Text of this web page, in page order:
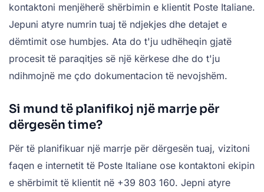
kontaktoni menjëherë shërbimin e klientit Poste Italiane.
Jepuni atyre numrin tuaj të ndjekjes dhe detajet e
dëmtimit ose humbjes. Ata do t'ju udhëheqin gjatë
procesit të paraqitjes së një kërkese dhe do t'ju
ndihmojnë me çdo dokumentacion të nevojshëm.
Si mund të planifikoj një marrje për
dërgesën time?
Për të planifikuar një marrje për dërgesën tuaj, vizitoni
faqen e internetit të Poste Italiane ose kontaktoni ekipin
e shërbimit të klientit në +39 803 160. Jepni atyre